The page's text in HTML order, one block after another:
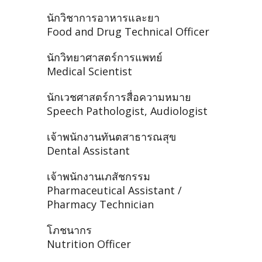
นักวิชาการอาหารและยา
Food and Drug Technical Officer
นักวิทยาศาสตร์การแพทย์
Medical Scientist
นักเวชศาสตร์การสื่อความหมาย
Speech Pathologist, Audiologist
เจ้าพนักงานทันตสาธารณสุข
Dental Assistant
เจ้าพนักงานเภสัชกรรม
Pharmaceutical Assistant /
Pharmacy Technician
โภชนากร
Nutrition Officer